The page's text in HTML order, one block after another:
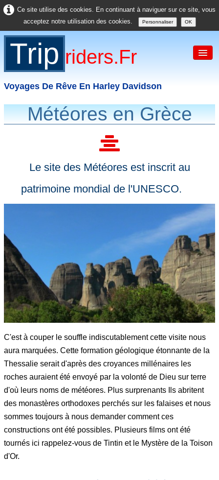
Ce site utilise des cookies. En continuant à naviguer sur ce site, vous
acceptez notre utilisation des cookies.
Personnaliser OK
Trip Riders.fr
Voyages De Rêve En Harley Davidson
Accueil
Asie
Météores en Grèce
Le site des Météores est inscrit au
patrimoine mondial de l'UNESCO.
C'est à couper le souffle indiscutablement cette visite nous
aura marquées. Cette formation géologique étonnante de la
Thessalie serait d'après des croyances millénaires les
roches auraient été envoyé par la volonté de Dieu sur terre
d'où leurs noms de météores. Plus surprenants Ils abritent
des monastères orthodoxes perchés sur les falaises et nous
sommes toujours à nous demander comment ces
constructions ont été possibles. Plusieurs films ont été
tournés ici rappelez-vous de Tintin et le Mystère de la Toison
d'Or.